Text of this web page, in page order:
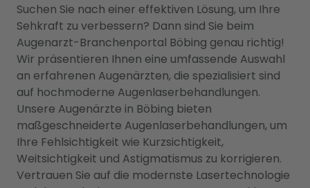
Suchen Sie nach einer effektiven Lösung, um Ihre
Sehkraft zu verbessern? Dann sind Sie beim
Augenarzt-Branchenportal Böbing genau richtig!
Wir präsentieren Ihnen eine umfassende Auswahl
an erfahrenen Augenärzten, die spezialisiert sind
auf hochmoderne Augenlaserbehandlungen.
Unsere Augenärzte in Böbing bieten
maßgeschneiderte Augenlaserbehandlungen, um
Ihre Fehlsichtigkeit wie Kurzsichtigkeit,
Weitsichtigkeit und Astigmatismus zu korrigieren.
Vertrauen Sie auf die modernste Lasertechnologie